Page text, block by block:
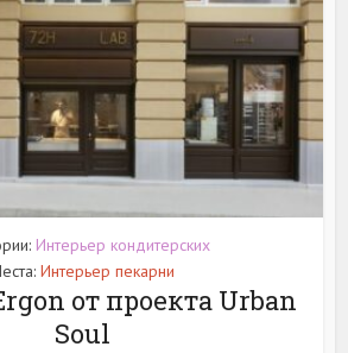
Интерьер кондитерских
Интерьер пекарни
от проекта Urban
Soul